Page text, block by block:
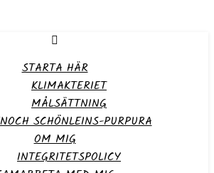
STARTA HÄR
KLIMAKTERIET
MÅLSÄTTNING
SCHÖNLEINS-PURPURA
OM MIG
INTEGRITETSPOLICY